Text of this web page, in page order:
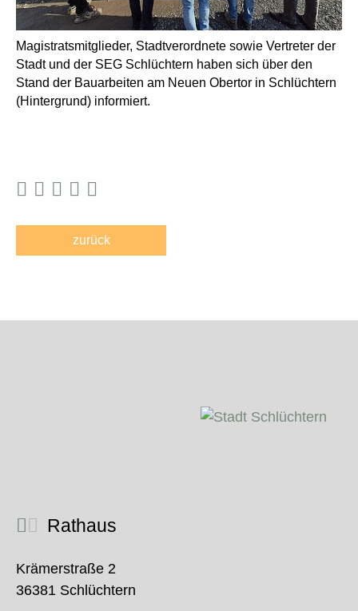
Magistratsmitglieder, Stadtverordnete sowie Vertreter der
Stadt und der SEG Schlüchtern haben sich über den
Stand der Bauarbeiten am Neuen Obertor in Schlüchtern
(Hintergrund) informiert.
zurück
Rathaus
Krämerstraße 2
36381 Schlüchtern